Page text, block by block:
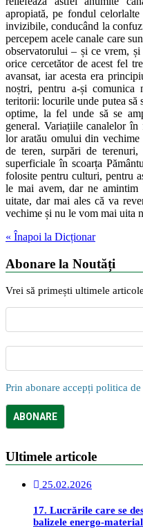
apropiată, pe fondul
invizibile, conducând la
percepem acele canale care
observatorului – și ce vrem, și
orice cercetător de acest fel
avansat, iar acesta era
noștri, pentru a-și comunica
teritorii: locurile unde putea să
optime, la fel unde să se
general. Variațiile canalelor
lor aratău omului din vechime
de teren, surpări de
superficiale în scoarța
folosite pentru culturi, pentru
le mai avem, dar ne
uitate, dar mai ales că va
vechime și nu le vom mai uita
« Înapoi la Dicționar
Abonare la Noutăți
Vrei să primești ultimele
Prin abonare accepți politica
Ultimele articole
25.02.2026
17. Lucrările care se
balizele energo-